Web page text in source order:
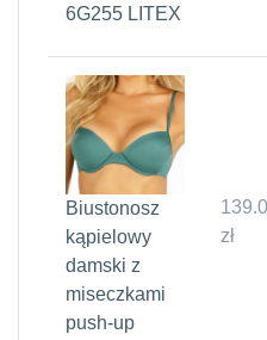
6G255 LITEX
Biustonosz
kąpielowy
damski z
miseczkami
push-up
zł